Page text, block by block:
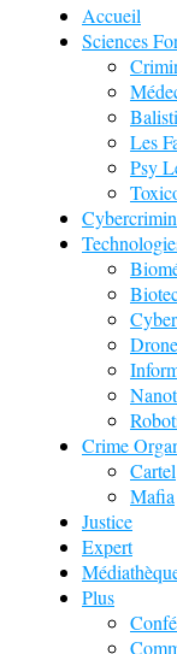
Accueil
Sciences
Les
Psy
Drone
Crime
Cartel
Mafia
Justice
Expert
Plus